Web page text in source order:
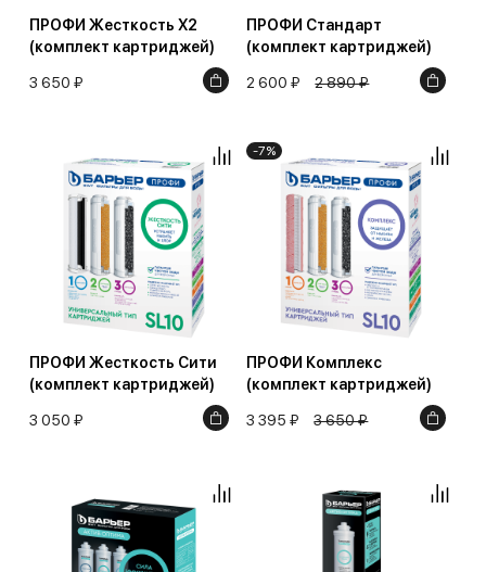
ПРОФИ Жесткость Х2
(комплект картриджей)
3 650 ₽
ПРОФИ Стандарт
(комплект картриджей)
2 600 ₽ 2 890 ₽
ПРОФИ Жесткость Сити
(комплект картриджей)
3 050 ₽
ПРОФИ Комплекс
(комплект картриджей)
3 395 ₽ 3 650 ₽
-7%